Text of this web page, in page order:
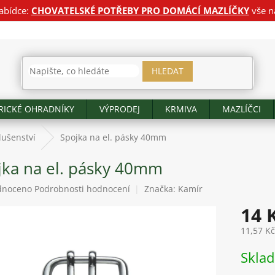
CHOVATELSKÉ POTŘEBY PRO DOMÁCÍ MAZLÍČKYvše
HLEDAT
OHRADNÍKY VÝPRODEJ KRMIVA MAZLÍČCI
Spojka na el. pásky 40mm
na el. pásky 40mm
Podrobnosti hodnocení Značka: Kamír
14
11,57
cena: